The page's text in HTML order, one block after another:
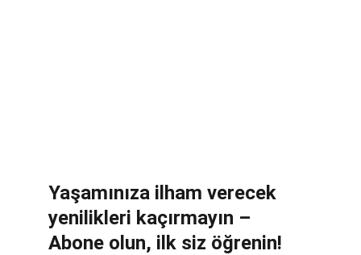
Yaşamınıza ilham verecek
yenilikleri kaçırmayın –
Abone olun, ilk siz öğrenin!